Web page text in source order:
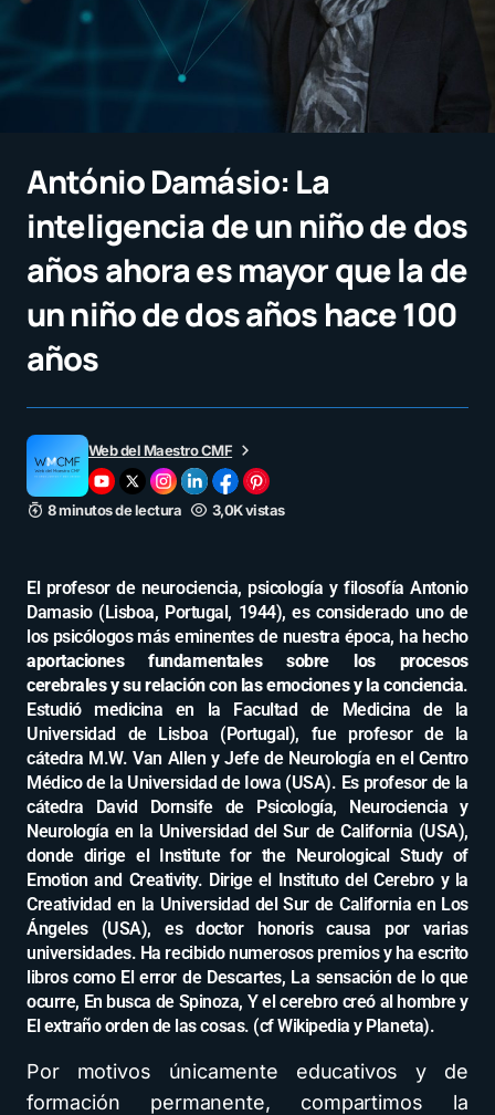
António Damásio: La
inteligencia de un niño de dos
años ahora es mayor que la de
un niño de dos años hace 100
años
Web del Maestro CMF
8 minutos de lectura 3,0K vistas
El profesor de neurociencia, psicología y filosofía Antonio
Damasio (Lisboa, Portugal, 1944), es considerado uno de
los psicólogos más eminentes de nuestra época, ha hecho
aportaciones fundamentales sobre los procesos
cerebrales y su relación con las emociones y la conciencia.
Estudió medicina en la Facultad de Medicina de la
Universidad de Lisboa (Portugal), fue profesor de la
cátedra M.W. Van Allen y Jefe de Neurología en el Centro
Médico de la Universidad de Iowa (USA). Es profesor de la
cátedra David Dornsife de Psicología, Neurociencia y
Neurología en la Universidad del Sur de California (USA),
donde dirige el Institute for the Neurological Study of
Emotion and Creativity. Dirige el Instituto del Cerebro y la
Creatividad en la Universidad del Sur de California en Los
Ángeles (USA), es doctor honoris causa por varias
universidades. Ha recibido numerosos premios y ha escrito
libros como El error de Descartes, La sensación de lo que
ocurre, En busca de Spinoza, Y el cerebro creó al hombre y
El extraño orden de las cosas. (cf Wikipedia y Planeta).
Por motivos únicamente educativos y de
formación permanente, compartimos la